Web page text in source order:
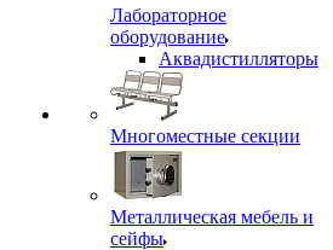
Лабораторное
оборудование
Аквадистилляторы
Многоместные секции
Металлическая мебель и
сейфы